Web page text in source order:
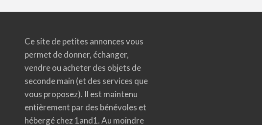
Ce site de petites annonces vous
permet de donner, échanger,
vendre ou acheter des objets de
seconde main (et des services que
vous proposez). Il est maintenu
entièrement par des bénévoles et
hébergé chez 1and1. Au moindre